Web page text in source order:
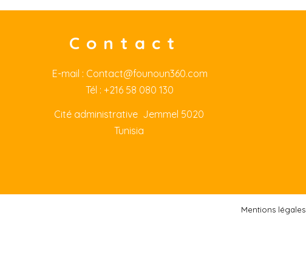
Contact
E-mail : Contact@founoun360.com
Tél : +216 58 080 130
Cité administrative Jemmel 5020
Tunisia
Mentions légales